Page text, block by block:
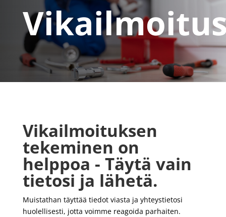
Vikailmoituksen
tekeminen on
helppoa - Täytä vain
tietosi ja lähetä.
Muistathan täyttää tiedot viasta ja yhteystietosi
huolellisesti, jotta voimme reagoida parhaiten.